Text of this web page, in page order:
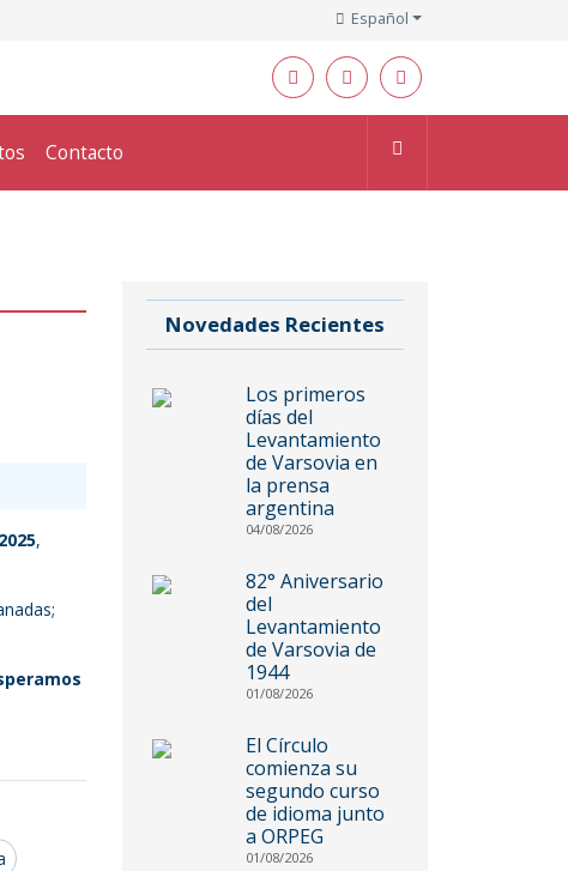
Español
Contacto
,
Novedades Recientes
Los primeros
días del
Levantamiento
de Varsovia en
la prensa
argentina
04/08/2026
82° Aniversario
del
Levantamiento
de Varsovia de
1944
01/08/2026
El Círculo
comienza su
segundo curso
de idioma junto
a ORPEG
01/08/2026